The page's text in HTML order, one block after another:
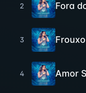
2 Fora
3 Frouxo
4 Amor